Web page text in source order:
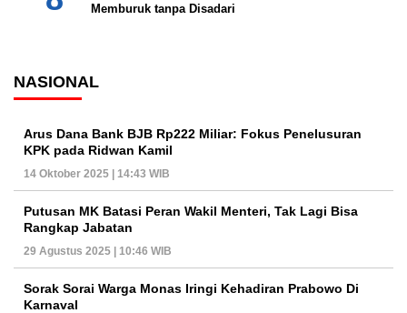
Memburuk tanpa Disadari
NASIONAL
Arus Dana Bank BJB Rp222 Miliar: Fokus Penelusuran
KPK pada Ridwan Kamil
14 Oktober 2025 | 14:43 WIB
Putusan MK Batasi Peran Wakil Menteri, Tak Lagi Bisa
Rangkap Jabatan
29 Agustus 2025 | 10:46 WIB
Sorak Sorai Warga Monas Iringi Kehadiran Prabowo Di
Karnaval